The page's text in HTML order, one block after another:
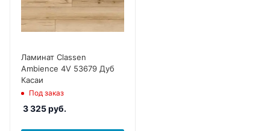
Ламинат Classen
Ambience 4V 53679 Дуб
Касаи
Под заказ
3 325руб.